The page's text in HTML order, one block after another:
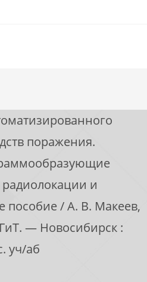
поражения.
и
пособие / А. В. Макеев,
— Новосибирск :
уч/аб